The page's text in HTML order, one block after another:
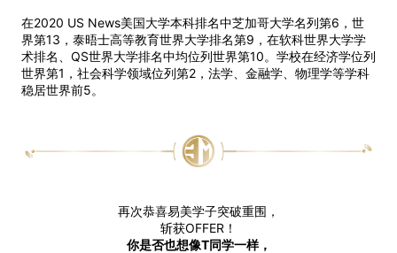
在2020 US News美国大学本科排名中芝加哥大学名列第6，世
界第13，泰晤士高等教育世界大学排名第9，在软科世界大学学
术排名、QS世界大学排名中均位列世界第10。学校在经济学位列
世界第1，社会科学领域位列第2，法学、金融学、物理学等学科
稳居世界前5。
再次恭喜易美学子突破重围，
斩获OFFER！
你是否也想像T同学一样，